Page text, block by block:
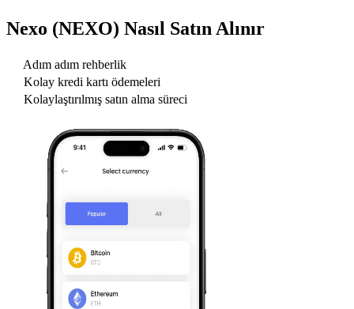
Nexo (NEXO) Nasıl Satın Alınır
Adım adım rehberlik
Kolay kredi kartı ödemeleri
Kolaylaştırılmış satın alma süreci